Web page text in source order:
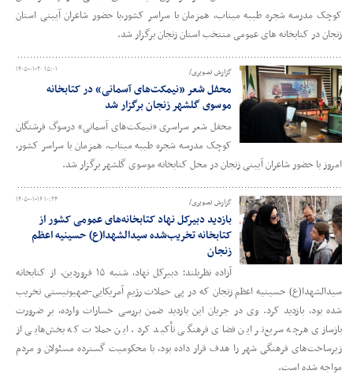
کوچک مدرسه شجره طیبه میناب، همزمان با سراسر کشور،با حضور شاعران آیینی استان
زنجان در کتابخانه های عمومی منتخب استان زنجان برگزار شد.
۱۴۰۵-۰۱-۲۰ ۱۵:۰۱ گزارش تصویری/
محفل شعر «نیمکت‌های آسمانی» در کتابخانه
موسوی گلشهر زنجان برگزار شد
محفل شعر سراسری «نیمکت‌های آسمانی» درسوگ فرشتگان
کوچک مدرسه شجره طیبه میناب، همزمان با سراسر کشور،
امروز با حضور شاعران آیینی زنجان در محل کتابخانه موسوی گلشهر برگزار شد.
۱۴۰۵-۰۱-۱۶ ۱۰:۲۴ گزارش تصویری/
بازدید دبیرکل نهاد کتابخانه‌های عمومی کشور از
کتابخانه تخریب‌شده سیدالشهدا(ع) حسینیه اعظم
زنجان
آزاده نظربلند؛ دبیرکل نهاد، شنبه ۱۵ فروردین، از کتابخانه
سیدالشهدا(ع) حسینیه اعظم زنجان که در پی حملات رژیم آمریکایی-صهیونیستی تخریب
شده بود، بازدید کرد. وی در جریان این بازدید ضمن بررسی خسارات وارده، بر ضرورت
بازسازی هرچه سریع‌تر این فضای فرهنگی تأکید کرد. این حملات که بخش‌هایی از
زیرساخت‌های فرهنگی شهر را هدف قرار داده بود، با محکومیت گسترده مسئولان و مردم
مواجه شده است.